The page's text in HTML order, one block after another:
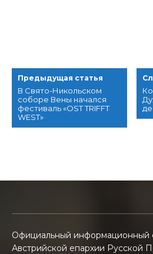
Предыдущая статья
В Свято-Никольском
соборе Вены начался
фестиваль «OST TRIFFT
WEST»
Официальный информационный
Австрийской епархии Русской